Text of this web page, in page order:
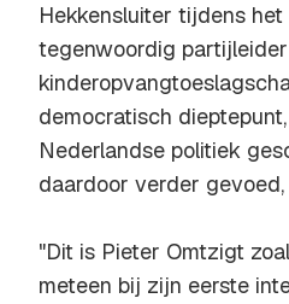
Hekkensluiter tijdens
tegenwoordig
democratisch
Nederlandse politiek
daardoor verder
"Dit is Pieter Omtzigt
meteen bij zijn eerste